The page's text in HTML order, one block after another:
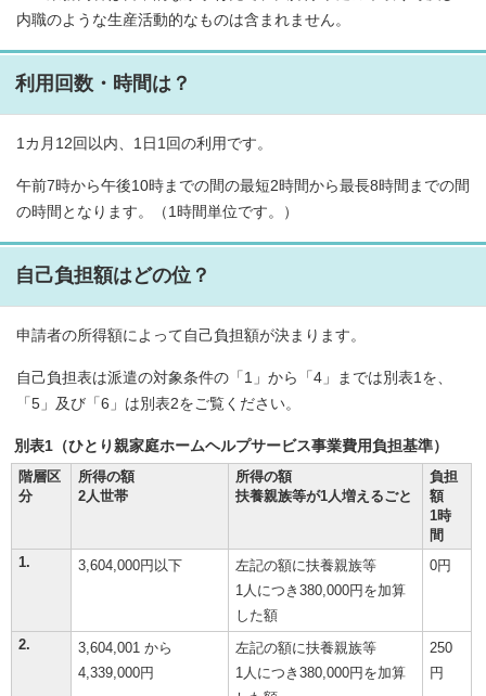
内職のような生産活動的なものは含まれません。
利用回数・時間は？
1カ月12回以内、1日1回の利用です。
午前7時から午後10時までの間の最短2時間から最長8時間までの間
の時間となります。（1時間単位です。）
自己負担額はどの位？
申請者の所得額によって自己負担額が決まります。
自己負担表は派遣の対象条件の「1」から「4」までは別表1を、
「5」及び「6」は別表2をご覧ください。
別表1（ひとり親家庭ホームヘルプサービス事業費用負担基準）
階層区
分
所得の額
2人世帯
所得の額
扶養親族等が1人増えるごと
負担
額
1時
間
1.
3,604,000円以下
左記の額に扶養親族等
1人につき380,000円を加算
した額
0円
2.
3,604,001 から
4,339,000円
左記の額に扶養親族等
1人につき380,000円を加算
250
円